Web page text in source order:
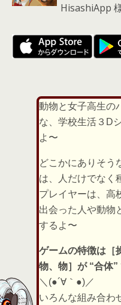
HisashiApp
動物と女子高生の
な、学校生活３D
よ〜
どこかにありそう
は、人だけでなく
プレイヤーは、高
出会った人や動物
するよ〜
ゲームの特徴は［
物、物］が “合体”
＼(●´∀｀●)／
いろんな組み合わ